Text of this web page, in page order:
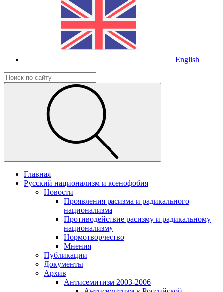
English
Главная
Русский национализм и ксенофобия
Новости
Проявления расизма и радикального
национализма
Противодействие расизму и радикальному
национализму
Нормотворчество
Мнения
Публикации
Документы
Архив
Антисемитизм 2003-2006